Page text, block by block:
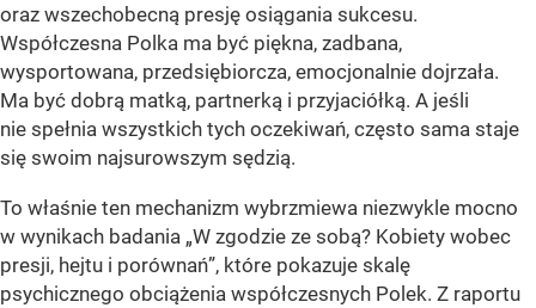
oraz wszechobecną presję osiągania sukcesu.
Współczesna Polka ma być piękna, zadbana,
wysportowana, przedsiębiorcza, emocjonalnie dojrzała.
Ma być dobrą matką, partnerką i przyjaciółką. A jeśli
nie spełnia wszystkich tych oczekiwań, często sama staje
się swoim najsurowszym sędzią.
To właśnie ten mechanizm wybrzmiewa niezwykle mocno
w wynikach badania „W zgodzie ze sobą? Kobiety wobec
presji, hejtu i porównań”, które pokazuje skalę
psychicznego obciążenia współczesnych Polek. Z raportu